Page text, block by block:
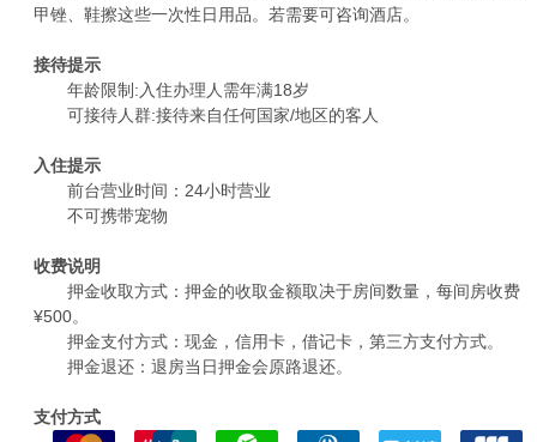
甲锉、鞋擦这些一次性日用品。若需要可咨询酒店。
接待提示
年龄限制:入住办理人需年满18岁
可接待人群:接待来自任何国家/地区的客人
入住提示
前台营业时间：24小时营业
不可携带宠物
收费说明
押金收取方式：押金的收取金额取决于房间数量，每间房收费
¥500。
押金支付方式：现金，信用卡，借记卡，第三方支付方式。
押金退还：退房当日押金会原路退还。
支付方式